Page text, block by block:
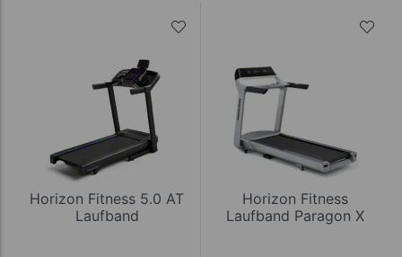
Horizon Fitness 5.0 AT
Laufband
Horizon Fitness
Laufband Paragon X